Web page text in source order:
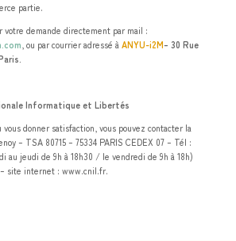
partie.
votre demande directement par mail :
, ou par courrier adressé àANYU-i2M– 30 Rue
Informatique et Libertés
vous donner satisfaction, vous pouvez contacter la
– TSA 80715 – 75334 PARIS CEDEX 07 – Tél :
au jeudi de 9h à 18h30 / le vendredi de 9h à 18h)
– site internet : www.cnil.fr.